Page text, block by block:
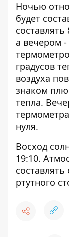
Ночью
будет
составлять
а вечером -
градусов
воздуха
знаком
тепла.
нуля.
Восход
19:10.
ртутного